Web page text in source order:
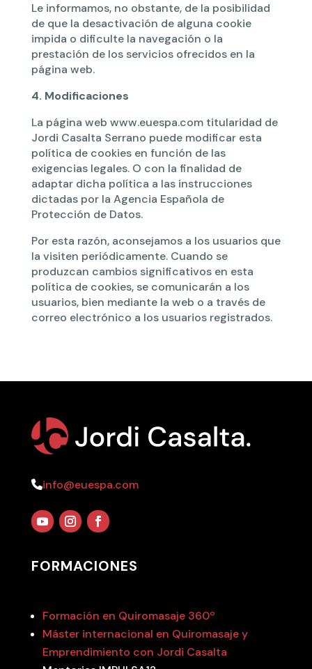
Le informamos, no obstante, de la posibilidad
de que la desactivación de alguna cookie
impida o dificulte la navegación o la
prestación de los servicios ofrecidos en la
página web.
4. Modificaciones
La página web www.euespa.com titularidad de
Jordi Casalta Serrano puede modificar esta
política de cookies en función de las
exigencias legales. O con la finalidad de
adaptar dicha política a las instrucciones
dictadas por la Agencia Española de
Protección de Datos.
Por esta razón, aconsejamos a los usuarios que
la visiten periódicamente. Cuando se
produzcan cambios significativos en esta
política de cookies, se comunicarán a los
usuarios, bien mediante la web o a través de
correo electrónico a los usuarios registrados.
info@euespa.com
FORMACIONES
Formación en Quiromasaje 360º
Máster internacional en Quiromasaje y
Emprendimiento con Jordi Casalta